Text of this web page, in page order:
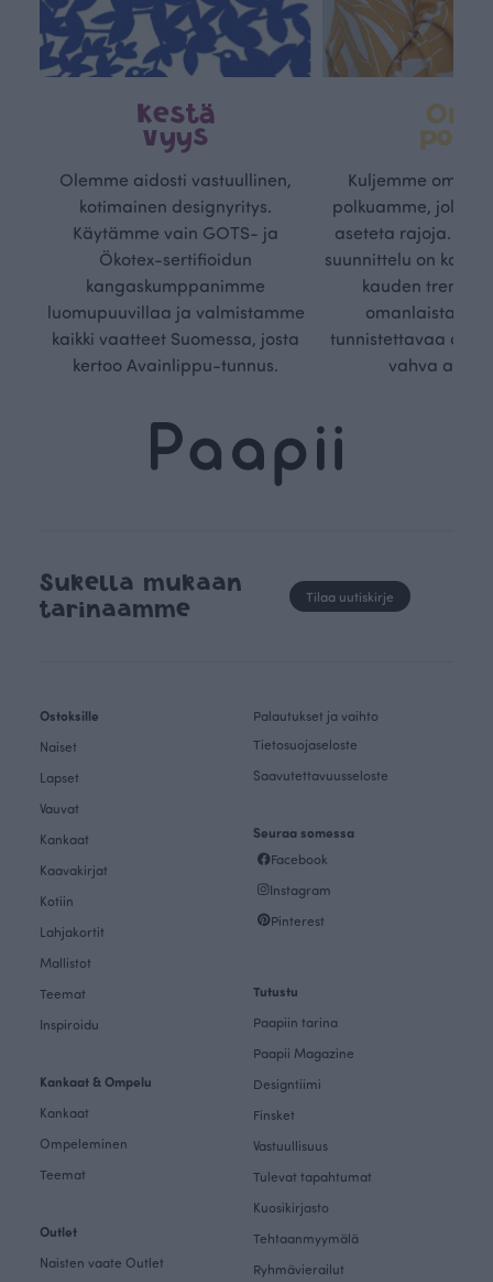
Kestä
vyys
Olemme aidosti vastuullinen,
kotimainen designyritys.
Käytämme vain GOTS- ja
Ökotex-sertifioidun
kangaskumppanimme
luomupuuvillaa ja valmistamme
kaikki vaatteet Suomessa, josta
kertoo Avainlippu-tunnus.
Oma
Kuljemme omaa,
polkuamme, jolla
aseteta rajoja.
suunnittelu on
kauden
omanlaista,
tunnistettavaa
vahva
Sukella mukaan
tarinaamme
Tilaa uutiskirje
Ostoksille
Naiset
Lapset
Vauvat
Kankaat
Kaavakirjat
Kotiin
Lahjakortit
Mallistot
Teemat
Inspiroidu
Kankaat & Ompelu
Kankaat
Ompeleminen
Teemat
Outlet
Naisten vaate Outlet
Palautukset ja vaihto
Tietosuojaseloste
Saavutettavuusseloste
Seuraa somessa
Facebook
Instagram
Pinterest
Tutustu
Paapiin tarina
Paapii Magazine
Designtiimi
Finsket
Vastuullisuus
Tulevat tapahtumat
Kuosikirjasto
Tehtaanmyymälä
Ryhmävierailut